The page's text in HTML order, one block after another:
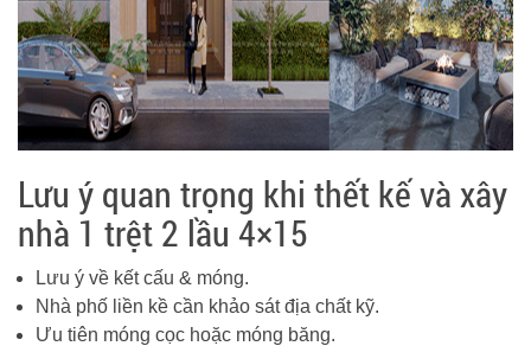
Lưu ý quan trọng khi thết kế và xây
nhà 1 trệt 2 lầu 4×15
Lưu ý về kết cấu & móng.
Nhà phố liền kề cần khảo sát địa chất kỹ.
Ưu tiên móng cọc hoặc móng băng.